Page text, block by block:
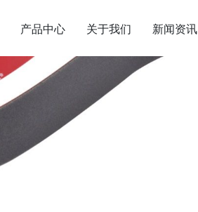
产品中心 关于我们 新闻资讯